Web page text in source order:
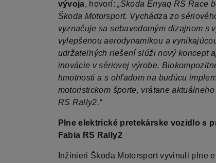
vývoja, hovorí:„Škoda Enyaq RS Race
Škoda Motorsport. Vychádza zo
vyznačuje sa sebavedomým dizajnom s
vylepšenou aerodynamikou a
udržateľných riešení slúži nový koncept
inovácie v sériovej výrobe.
hmotnosti a s ohľadom na budúcu
motoristickom športe, vrátane
RS Rally2.“
Plne elektrické pretekárske vozidlo s
Fabia RS Rally2
Inžinieri Škoda Motorsport vyvinuli plne